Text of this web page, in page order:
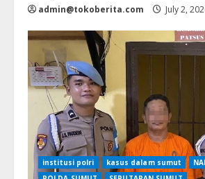
admin@tokoberita.com July 2,
institusi polri kasus dalam sumut